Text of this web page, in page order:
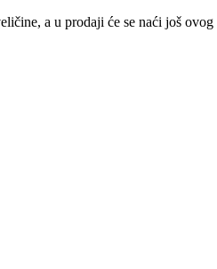
a u prodaji će se naći još